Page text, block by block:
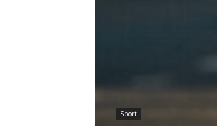
Sport